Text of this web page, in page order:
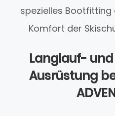
spezielles
Komfort der
Langlauf-
Ausrüstung